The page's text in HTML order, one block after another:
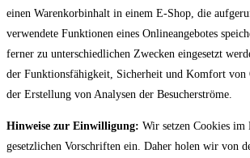
einen Warenkorbinhalt in einem E-Shop, die
verwendete Funktionen eines Onlineangebotes
ferner zu unterschiedlichen Zwecken eingesetzt
der Funktionsfähigkeit, Sicherheit und Komfort von
der Erstellung von Analysen der Besucherströme.
Hinweise zur Einwilligung: Wir setzen Cookies
gesetzlichen Vorschriften ein. Daher holen wir von